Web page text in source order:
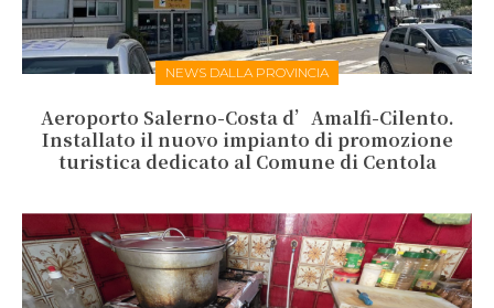
NEWS DALLA PROVINCIA
Aeroporto Salerno-Costa d’Amalfi-Cilento.
Installato il nuovo impianto di promozione
turistica dedicato al Comune di Centola